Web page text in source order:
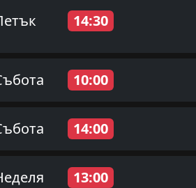
14:30
10:00
14:00
13:00